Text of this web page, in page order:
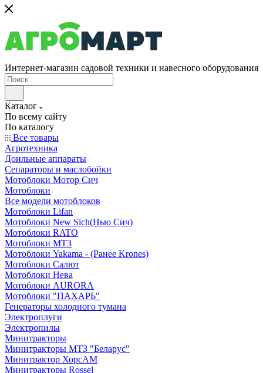
Интернет-магазин садовой техники и навесного оборудования
Каталог
По всему сайту
По каталогу
Все товары
Агротехника
Доильные аппараты
Сепараторы и маслобойки
Мотоблоки Мотор Сич
Мотоблоки
Все модели мотоблоков
Мотоблоки Lifan
Мотоблоки New Sich(Нью Сич)
Мотоблоки RATO
Мотоблоки МТЗ
Мотоблоки Yakama - (Ранее Krones)
Мотоблоки Салют
Мотоблоки Нева
Мотоблоки AURORA
Мотоблоки "ПАХАРЬ"
Генераторы холодного тумана
Электроплуги
Электропилы
Минитракторы
Минитракторы МТЗ "Беларус"
Минитрактор ХорсАМ
Минитракторы Rossel